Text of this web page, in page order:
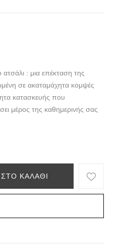
: μια επέκταση της
σε ακαταμάχητα κομψές
κατασκευής που
μέρος της καθημερινής σας
ΚΑΛΆΘΙ